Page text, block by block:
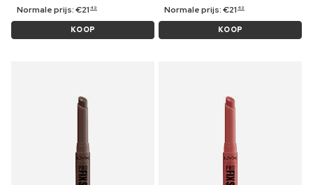
Normale prijs:€21 49
KOOP
Normale prijs:€21 49
KOOP